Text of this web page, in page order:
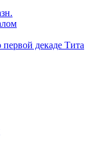
декаде Тита